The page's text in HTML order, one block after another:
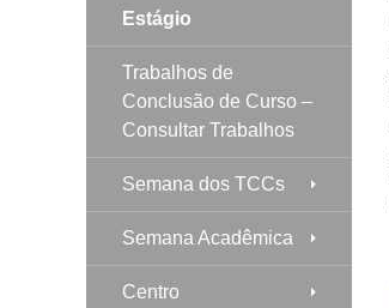
Estágio
Trabalhos de
Conclusão de Curso –
Consultar Trabalhos
Semana dos TCCs
Semana Acadêmica
Centro